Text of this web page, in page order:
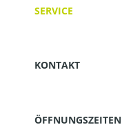
SERVICE
KONTAKT
ÖFFNUNGSZEITEN